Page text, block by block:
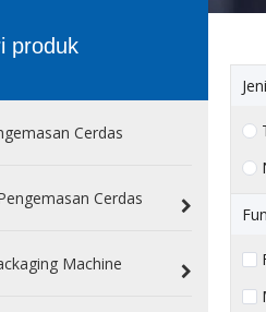
produk
Cerdas
Cerdas
Machine